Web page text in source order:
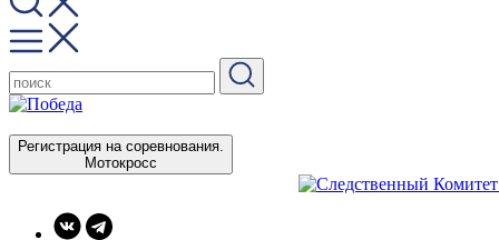
Регистрация на соревнования.
Мотокросс